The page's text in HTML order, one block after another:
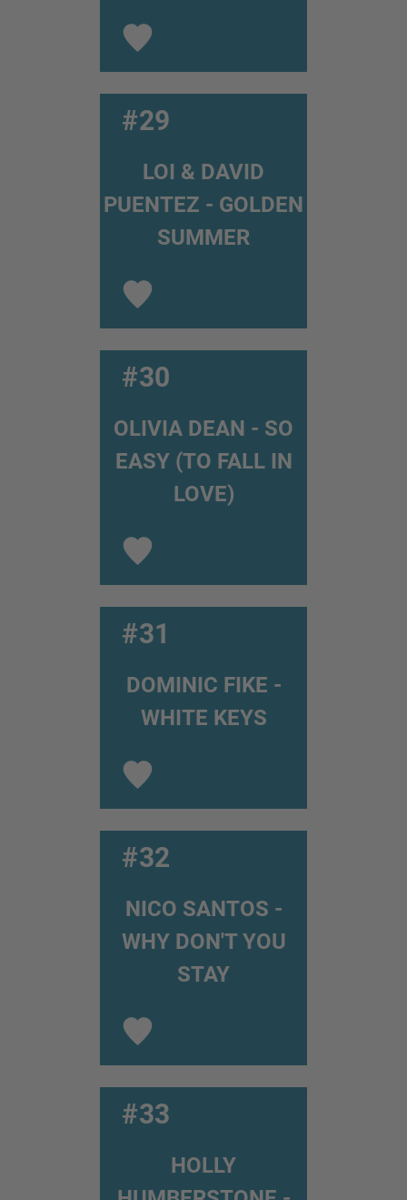
#29
LOI & DAVID
PUENTEZ - GOLDEN
SUMMER
#30
OLIVIA DEAN - SO
EASY (TO FALL IN
LOVE)
#31
DOMINIC FIKE -
WHITE KEYS
#32
NICO SANTOS -
WHY DON'T YOU
STAY
#33
HOLLY